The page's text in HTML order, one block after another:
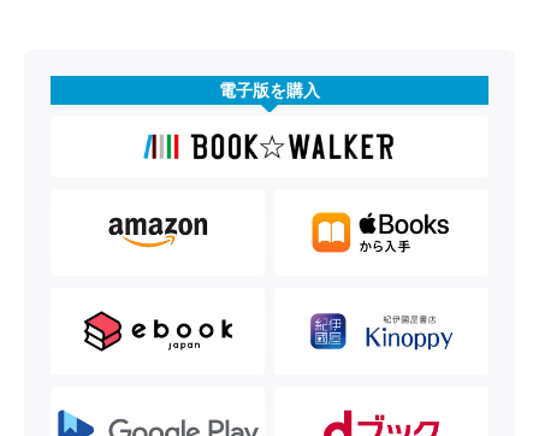
電子版を購入